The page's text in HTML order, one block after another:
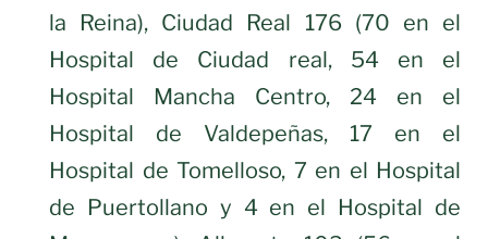
la Reina), Ciudad Real 176 (70 en el
Hospital de Ciudad real, 54 en el
Hospital Mancha Centro, 24 en el
Hospital de Valdepeñas, 17 en el
Hospital de Tomelloso, 7 en el Hospital
de Puertollano y 4 en el Hospital de